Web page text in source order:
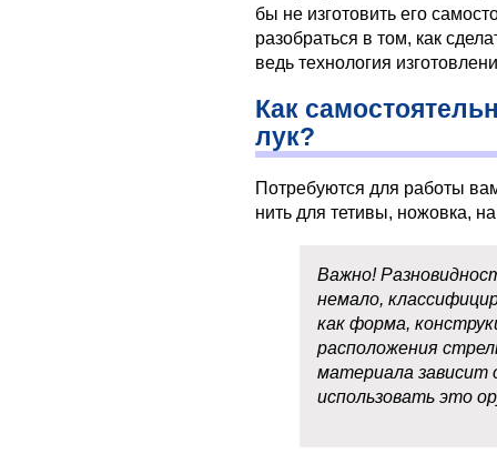
бы не изготовить его
разобраться в том, как
ведь технология
Как
лук?
Потребуются для работы
нить для тетивы, ножовка,
Важно!
немало,
как форма,
расположения
материала зависит
использовать это